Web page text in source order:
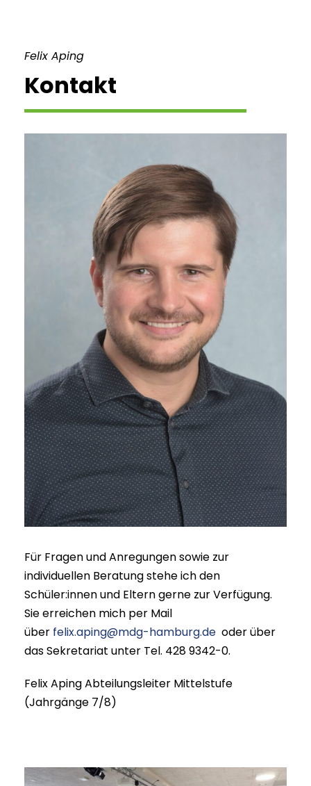
Felix Aping
Kontakt
Für Fragen und Anregungen sowie zur
individuellen Beratung stehe ich den
Schüler:innen und Eltern gerne zur Verfügung.
Sie erreichen mich per Mail
über felix.aping@mdg-hamburg.de oder über
das Sekretariat unter Tel. 428 9342-0.
Felix Aping Abteilungsleiter Mittelstufe
(Jahrgänge 7/8)